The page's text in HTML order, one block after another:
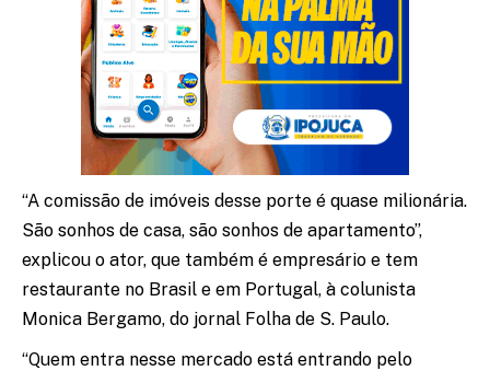
“A comissão de imóveis desse porte é quase milionária.
São sonhos de casa, são sonhos de apartamento”,
explicou o ator, que também é empresário e tem
restaurante no Brasil e em Portugal, à colunista
Monica Bergamo, do jornal Folha de S. Paulo.
“Quem entra nesse mercado está entrando pelo